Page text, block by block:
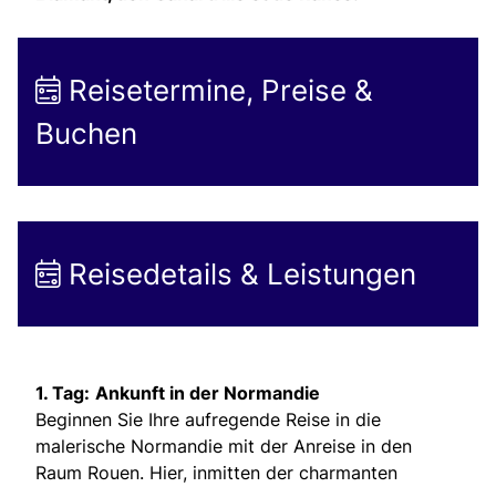
Reisetermine, Preise &
Buchen
Reisedetails & Leistungen
1. Tag: Ankunft in der Normandie
Beginnen Sie Ihre aufregende Reise in die
malerische Normandie mit der Anreise in den
Raum Rouen. Hier, inmitten der charmanten